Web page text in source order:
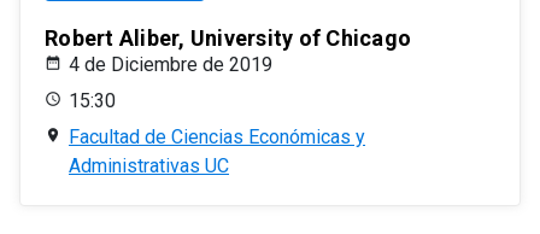
Robert Aliber, University of Chicago
4 de Diciembre de 2019
15:30
Facultad de Ciencias Económicas y
Administrativas UC